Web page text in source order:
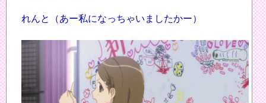
れんと（あー私になっちゃいましたかー）